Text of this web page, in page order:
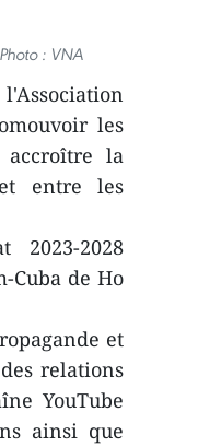
: VNA
les
accroître la
entre les
2023-2028
Cuba de Ho
et
relations
YouTube
ainsi que